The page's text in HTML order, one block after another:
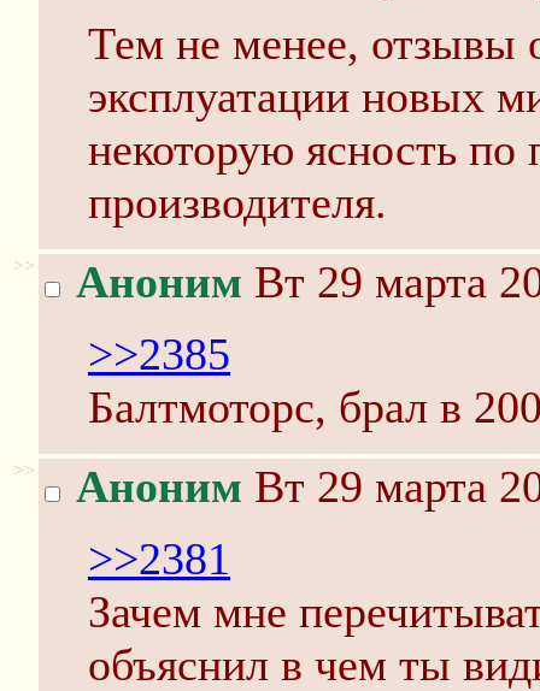
Тем не менее, отзывы
эксплуатации новых
некоторую ясность по
производителя.
>> Аноним Вт 29 марта
>>2385
Балтмоторс, брал в
>> Аноним Вт 29 марта
>>2381
Зачем мне
объяснил в чем ты